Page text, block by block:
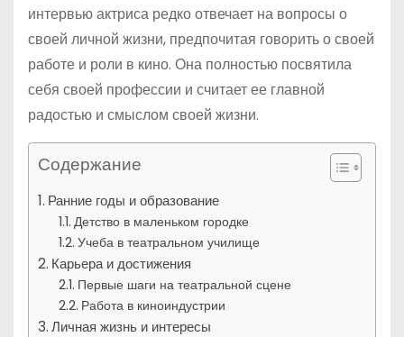
интервью актриса редко отвечает на вопросы о
своей личной жизни, предпочитая говорить о своей
работе и роли в кино. Она полностью посвятила
себя своей профессии и считает ее главной
радостью и смыслом своей жизни.
Содержание
Ранние годы и образование
Детство в маленьком городке
Учеба в театральном училище
Карьера и достижения
Первые шаги на театральной сцене
Работа в киноиндустрии
Личная жизнь и интересы